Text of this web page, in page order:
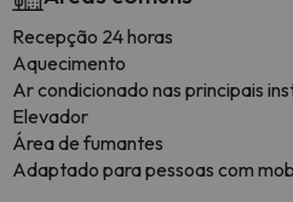
Recepção 24 horas
Aquecimento
Ar condicionado nas principais
Elevador
Área de fumantes
Adaptado para pessoas com